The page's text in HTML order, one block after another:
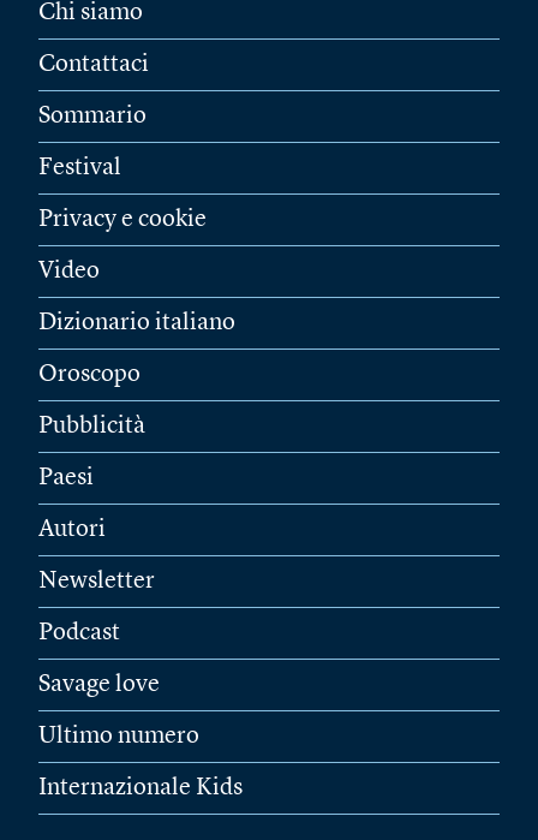
Chi siamo
Contattaci
Sommario
Festival
Privacy e cookie
Video
Dizionario italiano
Oroscopo
Pubblicità
Paesi
Autori
Newsletter
Podcast
Savage love
Ultimo numero
Internazionale Kids